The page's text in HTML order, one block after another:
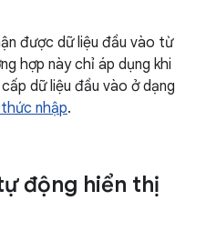
được dữ liệu đầu vào từ
hợp này chỉ áp dụng khi
dữ liệu đầu vào ở dạng
nhập.
động hiển thị